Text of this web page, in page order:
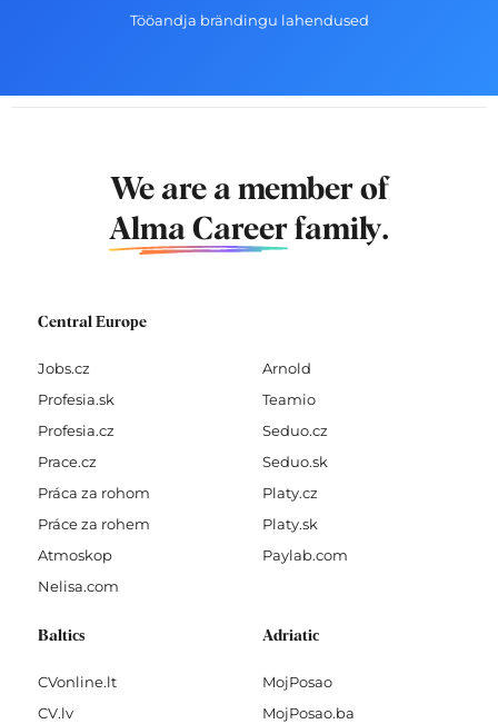
Tööandja brändingu lahendused
We are a member of
Alma Career family.
Central Europe
Jobs.cz
Profesia.sk
Profesia.cz
Prace.cz
Práca za rohom
Práce za rohem
Atmoskop
Nelisa.com
Arnold
Teamio
Seduo.cz
Seduo.sk
Platy.cz
Platy.sk
Paylab.com
Baltics
CVonline.lt
CV.lv
Adriatic
MojPosao
MojPosao.ba